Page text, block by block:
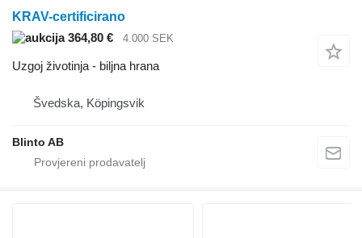
KRAV-certificirano
364,80 €
4.000 SEK
Uzgoj životinja - biljna hrana
Švedska, Köpingsvik
Blinto AB